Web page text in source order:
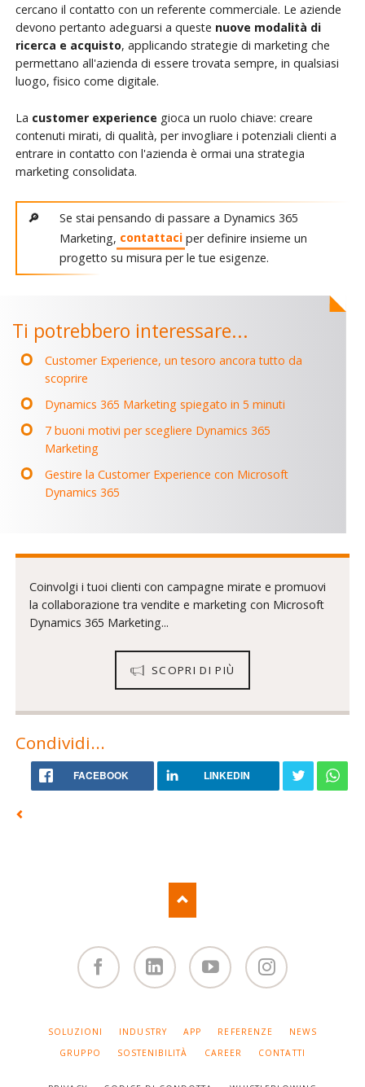
cercano il contatto con un referente commerciale. Le aziende
devono pertanto adeguarsi a queste nuove modalità di
ricerca e acquisto, applicando strategie di marketing che
permettano all'azienda di essere trovata sempre, in qualsiasi
luogo, fisico come digitale.
La customer experience gioca un ruolo chiave: creare
contenuti mirati, di qualità, per invogliare i potenziali clienti a
entrare in contatto con l'azienda è ormai una strategia
marketing consolidata.
Se stai pensando di passare a Dynamics 365
Marketing, contattaciper definire insieme un
progetto su misura per le tue esigenze.
Ti potrebbero interessare...
Customer Experience, un tesoro ancora tutto da
scoprire
Dynamics 365 Marketing spiegato in 5 minuti
7 buoni motivi per scegliere Dynamics 365
Marketing
Gestire la Customer Experience con Microsoft
Dynamics 365
Coinvolgi i tuoi clienti con campagne mirate e promuovi
la collaborazione tra vendite e marketing con Microsoft
Dynamics 365 Marketing...
SCOPRI DI PIÙ
Condividi...
FACEBOOK LINKEDIN
SALTA
NAVIGAZIONE
SOLUZIONI INDUSTRY APP REFERENZE
NEWS
GRUPPO
SOSTENIBILITÀ CAREER CONTATTI